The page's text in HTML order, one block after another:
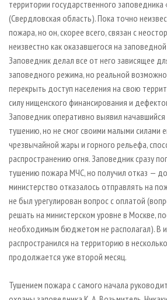
территории государственного
(Свердловская область). Пока точно
пожара, но он, скорее всего, связан с
неизвестно как оказавшегося на
Заповедник делал все от него зависящее
заповедного режима, но реальной
перекрыть доступ населения на свою
силу нищенского финансирования и
Заповедник оперативно выявил начавшийся
тушению, но не смог своими малыми силами
чрезвычайной жары и горного рельефа,
распространению огня. Заповедник сразу
тушению пожара МЧС, но получил отказ —
министерство отказалось отправлять на
не был урегулирован вопрос с оплатой
решать на министерском уровне в Москве,
необходимым бюджетом не располагал). В
распространился на территорию в
продолжается уже второй месяц.
Тушением пожара с самого начала